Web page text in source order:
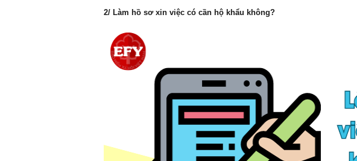
2/ Làm hồ sơ xin việc có cần hộ khẩu không?